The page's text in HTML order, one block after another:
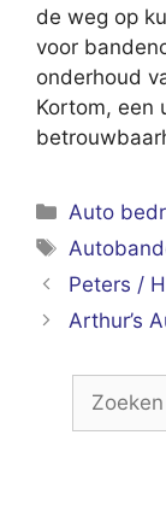
de weg op
voor
onderhoud
Kortom, een
Auto
Tags
Peters /
Arthur’s
naar: